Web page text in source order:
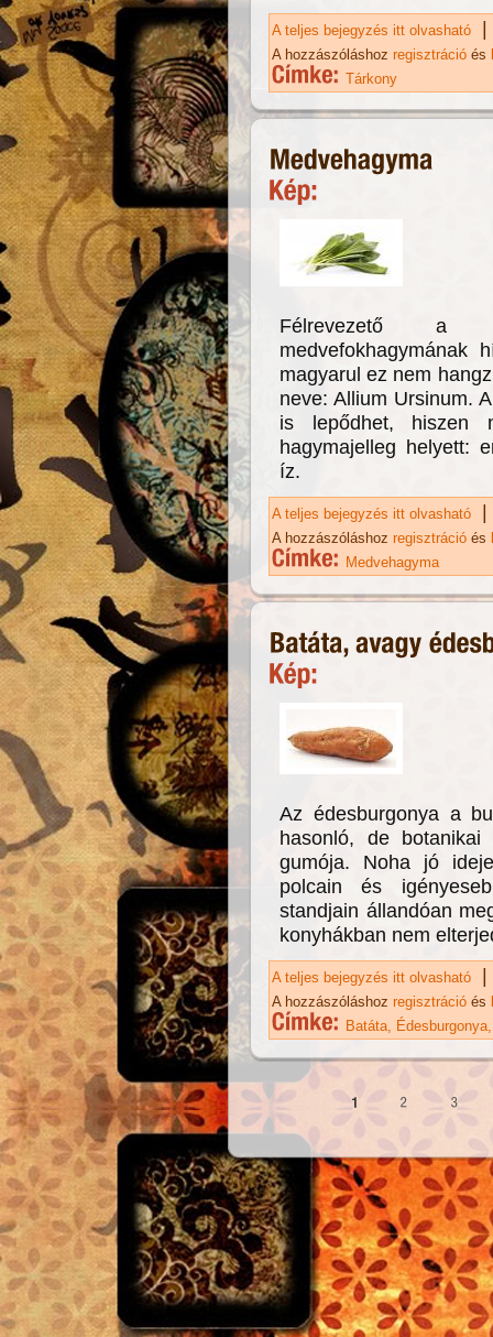
A teljes bejegyzés itt olvasható |
A hozzászóláshoz regisztráció és
Tárkony
Félrevezető a
medvefokhagymának
magyarul ez nem
neve: Allium Ursinum.
is lepődhet, hiszen
hagymajelleg helyett:
íz.
A teljes bejegyzés itt olvasható |
A hozzászóláshoz regisztráció és
Medvehagyma
Az édesburgonya a
hasonló, de
gumója. Noha jó
polcain és
standjain állandóan
konyhákban nem
A teljes bejegyzés itt olvasható |
A hozzászóláshoz regisztráció és
Batáta Édesburgonya
Oldalak